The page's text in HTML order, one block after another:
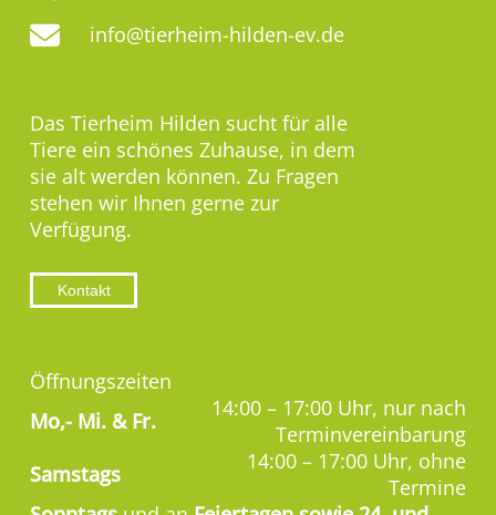
info@tierheim-hilden-ev.de
Das Tierheim Hilden sucht für alle
Tiere ein schönes Zuhause, in dem
sie alt werden können. Zu Fragen
stehen wir Ihnen gerne zur
Verfügung.
Kontakt
Öffnungszeiten
Mo,- Mi. & Fr.
14:00 – 17:00 Uhr, nur nach
Terminvereinbarung
Samstags
14:00 – 17:00 Uhr, ohne
Termine